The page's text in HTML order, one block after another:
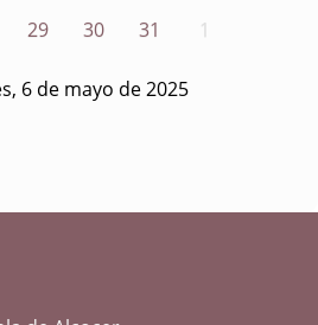
29 30 31 1
6 de mayo de 2025